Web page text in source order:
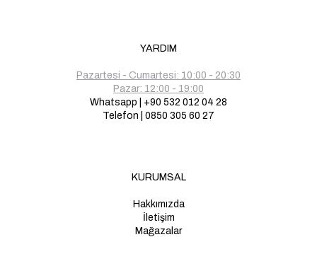
YARDIM
Pazartesi - Cumartesi: 10:00 - 20:30
Pazar: 12:00 - 19:00
Whatsapp | +90 532 012 04 28
Telefon | 0850 305 60 27
KURUMSAL
Hakkımızda
İletişim
Mağazalar